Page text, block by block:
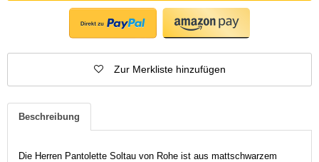
Zur Merkliste hinzufügen
Beschreibung
Die Herren Pantolette Soltau von Rohe ist aus mattschwarzem